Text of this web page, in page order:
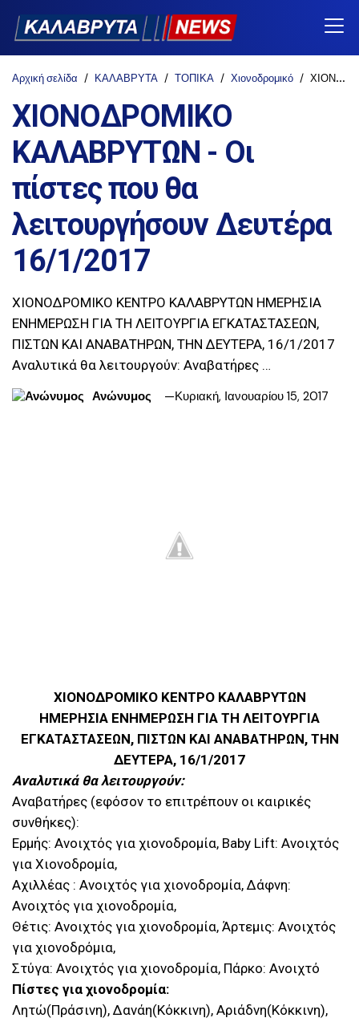
Αρχική σελίδα ΚΑΛΑΒΡΥΤΑ ΤΟΠΙΚΑ Χιονοδρομικό ΧΙΟΝΟΔΡΟΜΙΚΟ ΚΑΛΑΒΡΥΤΩΝ - Οι πίστες που θα λειτουργήσουν Δευτέρα 16/1/2017
ΧΙΟΝΟΔΡΟΜΙΚΟ
ΚΑΛΑΒΡΥΤΩΝ - Οι
πίστες που θα
λειτουργήσουν Δευτέρα
16/1/2017
ΧΙΟΝΟΔΡΟΜΙΚΟ ΚΕΝΤΡΟ ΚΑΛΑΒΡΥΤΩΝ ΗΜΕΡΗΣΙΑ
ΕΝΗΜΕΡΩΣΗ ΓΙΑ ΤΗ ΛΕΙΤΟΥΡΓΙΑ ΕΓΚΑΤΑΣΤΑΣΕΩΝ,
ΠΙΣΤΩΝ ΚΑΙ ΑΝΑΒΑΤΗΡΩΝ, ΤΗΝ ΔΕΥΤΕΡΑ, 16/1/2017
Αναλυτικά θα λειτουργούν: Αναβατήρες …
Ανώνυμος
Κυριακή, Ιανουαρίου 15, 2017
ΧΙΟΝΟΔΡΟΜΙΚΟ ΚΕΝΤΡΟ ΚΑΛΑΒΡΥΤΩΝ
ΗΜΕΡΗΣΙΑ ΕΝΗΜΕΡΩΣΗ ΓΙΑ ΤΗ ΛΕΙΤΟΥΡΓΙΑ
ΕΓΚΑΤΑΣΤΑΣΕΩΝ, ΠΙΣΤΩΝ ΚΑΙ ΑΝΑΒΑΤΗΡΩΝ, ΤΗΝ
ΔΕΥΤΕΡΑ, 16/1/2017
Αναλυτικά θα λειτουργούν:
Αναβατήρες (εφόσον το επιτρέπουν οι καιρικές
συνθήκες):
Ερμής: Ανοιχτός για χιονοδρομία, Baby Lift: Ανοιχτός
για Χιονοδρομία,
Αχιλλέας : Ανοιχτός για χιονοδρομία, Δάφνη:
Ανοιχτός για χιονοδρομία,
Θέτις: Ανοιχτός για χιονοδρομία, Άρτεμις: Ανοιχτός
για χιονοδρόμια,
Στύγα: Ανοιχτός για χιονοδρομία, Πάρκο: Ανοιχτό
Πίστες για χιονοδρομία:
Λητώ(Πράσινη), Δανάη(Κόκκινη), Αριάδνη(Κόκκινη),